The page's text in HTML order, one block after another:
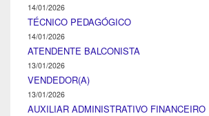
14/01/2026
TÉCNICO PEDAGÓGICO
14/01/2026
ATENDENTE BALCONISTA
13/01/2026
VENDEDOR(A)
13/01/2026
AUXILIAR ADMINISTRATIVO FINANCEIRO